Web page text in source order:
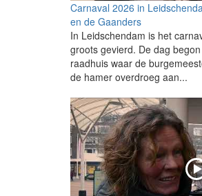
Carnaval 2026 in
en de Gaanders
In Leidschendam is het
groots gevierd. De dag
raadhuis waar de
de hamer overdroeg aan...